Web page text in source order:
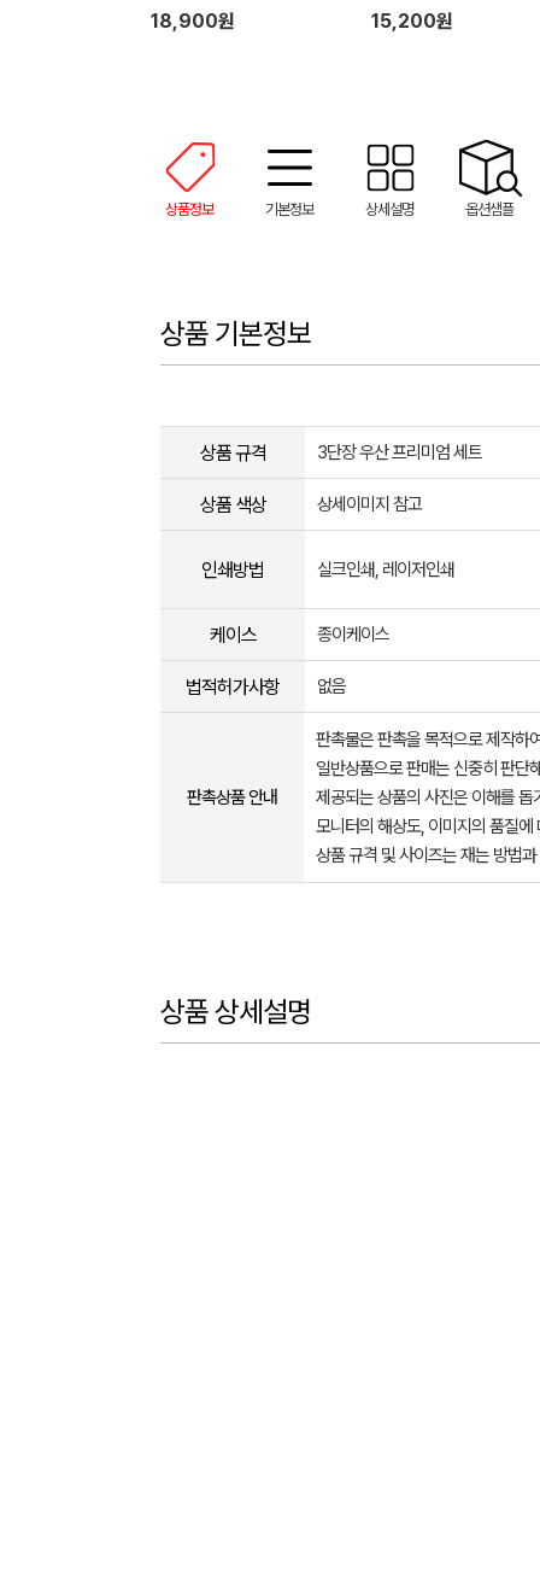
18,900원
품+무한타올세트 푸들이
50g 수건세트
15,200원
상품정보 기본정보 상세설명 옵션샘플
상품 기본정보
상품 규격 3단장 우산 프리미엄 세트
상품 색상 상세이미지 참고
인쇄방법 실크인쇄, 레이저인쇄
케이스 종이케이스
법적허가사항 없음
판촉상품 안내
판촉물은 판촉을 목적으로 제작하
일반상품으로 판매는 신중히 판단
제공되는 상품의 사진은 이해를
모니터의 해상도, 이미지의 품질
상품 규격 및 사이즈는 재는 방법
상품 상세설명